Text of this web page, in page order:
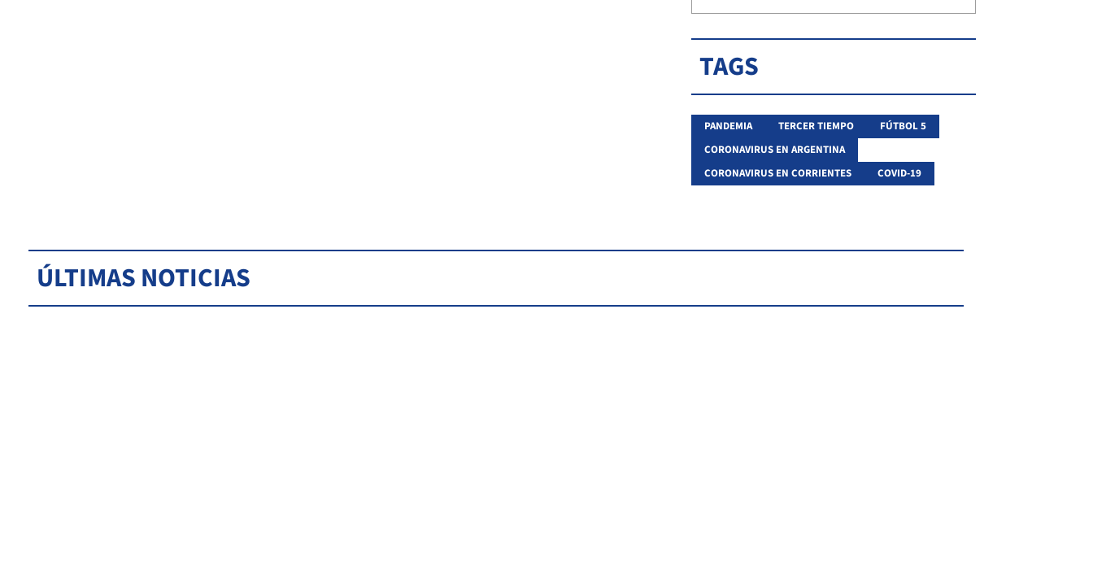
TAGS
PANDEMIA TERCER TIEMPO
FÚTBOL 5
CORONAVIRUS EN ARGENTINA
CORONAVIRUS EN CORRIENTES
COVID-19
ÚLTIMAS NOTICIAS